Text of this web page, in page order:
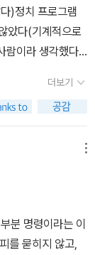
)정치 프로그램
았다(기계적으로
람이라 생각했다
완전히 진압되지
박기현 군의 이
박기훈으로 변경
, 특정 일화와 박
린 인터뷰를바탕
기를 소망하고 있
더보기
분 명령이라는 이
를 묻히지 않고,